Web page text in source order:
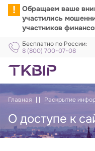
!
Обращаем ваше
участились
участников
Бесплатно по России:
8 (800) 700-07-08
Главная Раскрытие
О доступе к